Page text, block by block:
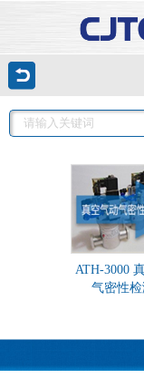
ATH-3000
气密性